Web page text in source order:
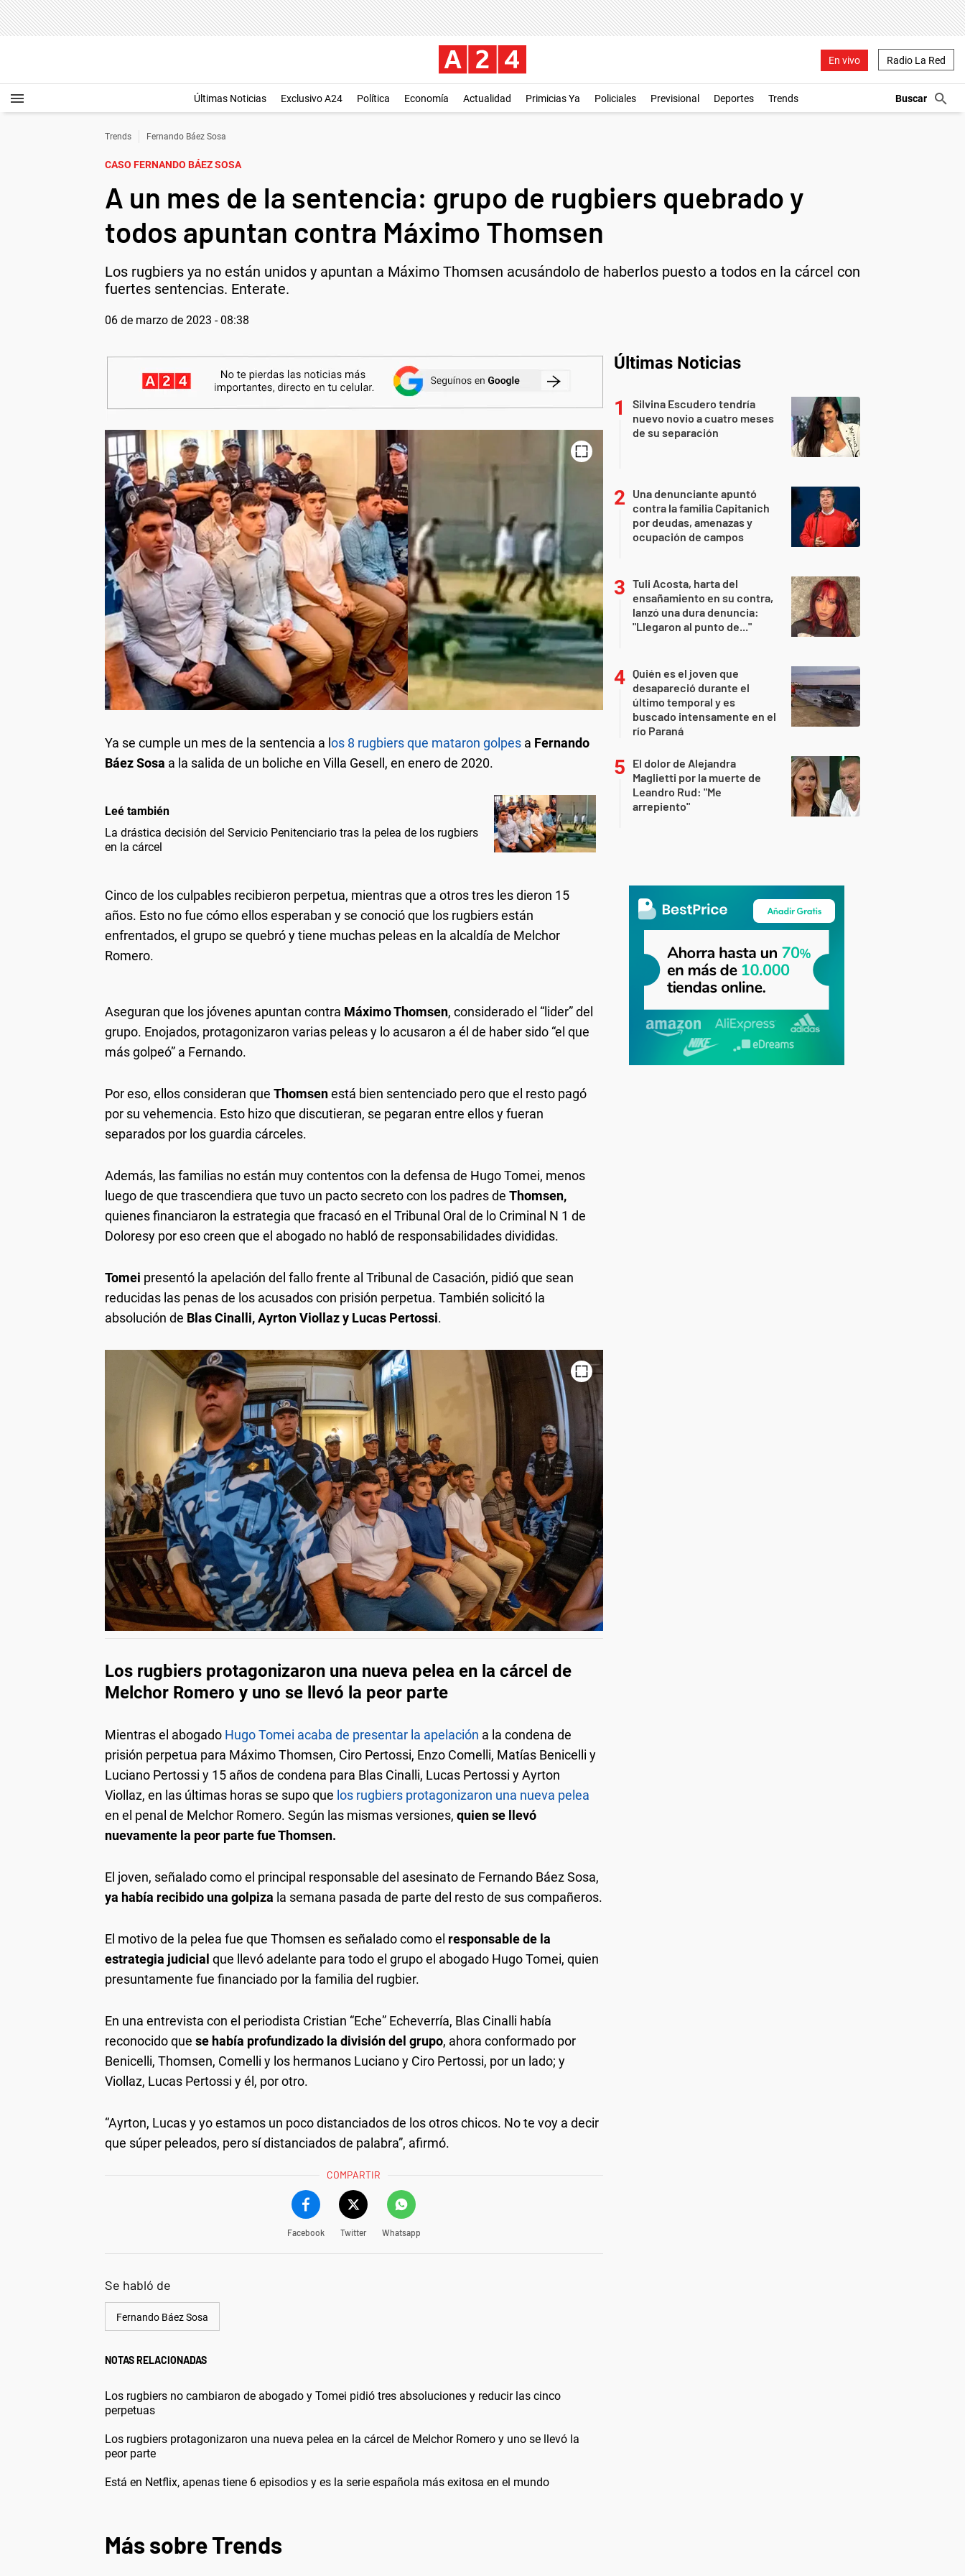
En vivo Radio La Red
Últimas Noticias Exclusivo A24 Política Economía Actualidad Primicias Ya Policiales Previsional Deportes Trends
Trends Fernando Báez Sosa
CASO FERNANDO BÁEZ SOSA
A un mes de la sentencia: grupo de rugbiers quebrado y
todos apuntan contra Máximo Thomsen
Los rugbiers ya no están unidos y apuntan a Máximo Thomsen acusándolo de haberlos puesto a todos en la cárcel con
fuertes sentencias. Enterate.
06 de marzo de 2023 - 08:38
Ya se cumple un mes de la sentencia a l os 8 rugbiers que mataron golpes a Fernando
Báez Sosa a la salida de un boliche en Villa Gesell, en enero de 2020.
Leé también
La drástica decisión del Servicio Penitenciario tras la pelea de los rugbiers
en la cárcel
Cinco de los culpables recibieron perpetua, mientras que a otros tres les dieron 15
años. Esto no fue cómo ellos esperaban y se conoció que los rugbiers están
enfrentados, el grupo se quebró y tiene muchas peleas en la alcaldía de Melchor
Romero.
Aseguran que los jóvenes apuntan contra Máximo Thomsen, considerado el “lider” del
grupo. Enojados, protagonizaron varias peleas y lo acusaron a él de haber sido “el que
más golpeó” a Fernando.
Por eso, ellos consideran que Thomsenestá bien sentenciado pero que el resto pagó
por su vehemencia. Esto hizo que discutieran, se pegaran entre ellos y fueran
separados por los guardia cárceles.
Además, las familias no están muy contentos con la defensa de Hugo Tomei, menos
luego de que trascendiera que tuvo un pacto secreto con los padres de Thomsen,
quienes financiaron la estrategia que fracasó en el Tribunal Oral de lo Criminal N 1 de
Doloresy por eso creen que el abogado no habló de responsabilidades divididas.
Tomei presentó la apelación del fallo frente al Tribunal de Casación, pidió que sean
reducidas las penas de los acusados con prisión perpetua. También solicitó la
absolución de Blas Cinalli, Ayrton Viollaz y Lucas Pertossi.
Los rugbiers protagonizaron una nueva pelea en la cárcel de
Melchor Romero y uno se llevó la peor parte
Mientras el abogado Hugo Tomei acaba de presentar la apelación a la condena de
prisión perpetua para Máximo Thomsen, Ciro Pertossi, Enzo Comelli, Matías Benicelli y
Luciano Pertossi y 15 años de condena para Blas Cinalli, Lucas Pertossi y Ayrton
Viollaz, en las últimas horas se supo que los rugbiers protagonizaron una nueva pelea
en el penal de Melchor Romero. Según las mismas versiones, quien se llevó
nuevamente la peor parte fue Thomsen.
El joven, señalado como el principal responsable del asesinato de Fernando Báez Sosa,
ya había recibido una golpiza la semana pasada de parte del resto de sus compañeros.
El motivo de la pelea fue que Thomsen es señalado como el responsable de la
estrategia judicial que llevó adelante para todo el grupo el abogado Hugo Tomei, quien
presuntamente fue financiado por la familia del rugbier.
En una entrevista con el periodista Cristian “Eche” Echeverría, Blas Cinalli había
reconocido que se había profundizado la división del grupo, ahora conformado por
Benicelli, Thomsen, Comelli y los hermanos Luciano y Ciro Pertossi, por un lado; y
Viollaz, Lucas Pertossi y él, por otro.
“Ayrton, Lucas y yo estamos un poco distanciados de los otros chicos. No te voy a decir
que súper peleados, pero sí distanciados de palabra”, afirmó.
COMPARTIR
Facebook Twitter Whatsapp
Se habló de
Fernando Báez Sosa
NOTAS RELACIONADAS
Los rugbiers no cambiaron de abogado y Tomei pidió tres absoluciones y reducir las cinco
perpetuas
Los rugbiers protagonizaron una nueva pelea en la cárcel de Melchor Romero y uno se llevó la
peor parte
Está en Netflix, apenas tiene 6 episodios y es la serie española más exitosa en el mundo
Últimas Noticias
Silvina Escudero tendría
nuevo novio a cuatro meses
de su separación
Una denunciante apuntó
contra la familia Capitanich
por deudas, amenazas y
ocupación de campos
Tuli Acosta, harta del
ensañamiento en su contra,
lanzó una dura denuncia:
"Llegaron al punto de..."
Quién es el joven que
desapareció durante el
último temporal y es
buscado intensamente en el
río Paraná
El dolor de Alejandra
Maglietti por la muerte de
Leandro Rud: "Me
arrepiento"
Más sobre Trends